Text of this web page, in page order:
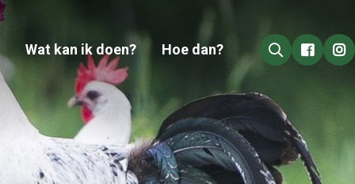
Wat kan ik doen? Hoe dan? Go to